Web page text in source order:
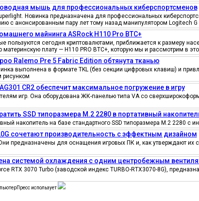
мышь для профессиональных киберспортсменов
Новинка предназначена для профессиональных
с анонсированным пару лет тому назад манипулятором Logitech G
майнинга ASRock H110 Pro BTC+
сегодня криптовалютами, приближается к размеру
плату — H110 PRO BTC+, которую мы и рассмотрим в
Ralemo Pre 5 Fabric Edition обтянута тканью
выполнена в формате TKL (без секции цифровых клавиш) и
рисунком
CR2 обеспечит максимальное погружение в игру
игр. Она оборудована ЖК-панелью типа VA со
SSD типоразмера M.2 2280 в портативный
накопитель на базе стандартного SSD типоразмера M.2 2280 с
сочетают производительность с эффектным дизайном
предназначены для оснащения игровых ПК и, как утверждают их
системой охлаждения с одним центробежным
RTX 3070 Turbo (заводской индекс TURBO-RTX3070-8G),
использует